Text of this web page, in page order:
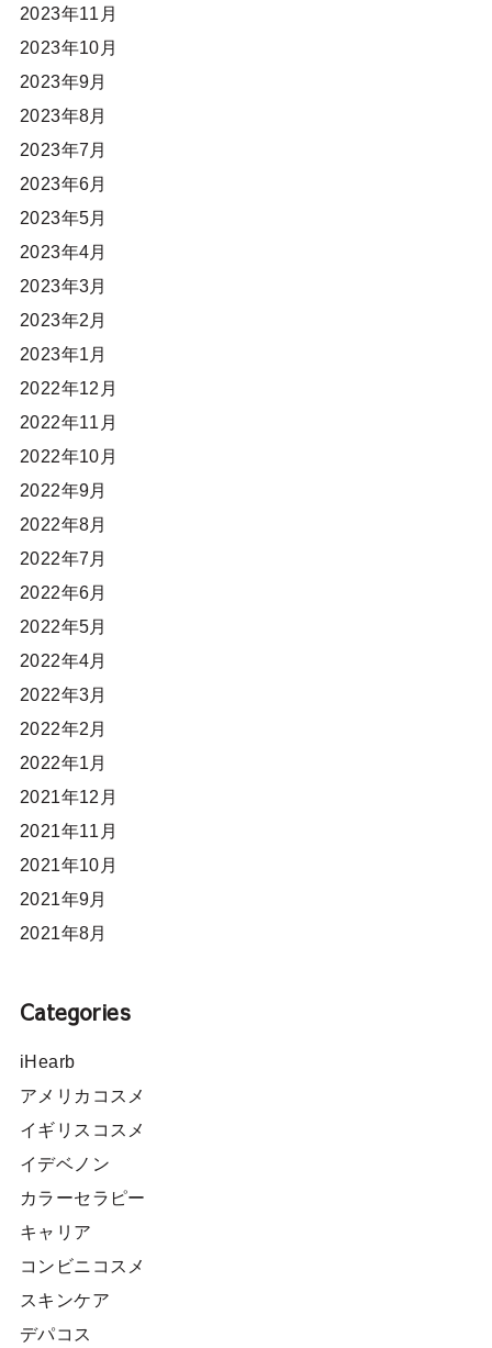
2023年11月
2023年10月
2023年9月
2023年8月
2023年7月
2023年6月
2023年5月
2023年4月
2023年3月
2023年2月
2023年1月
2022年12月
2022年11月
2022年10月
2022年9月
2022年8月
2022年7月
2022年6月
2022年5月
2022年4月
2022年3月
2022年2月
2022年1月
2021年12月
2021年11月
2021年10月
2021年9月
2021年8月
Categories
iHearb
アメリカコスメ
イギリスコスメ
イデベノン
カラーセラピー
キャリア
コンビニコスメ
スキンケア
デパコス